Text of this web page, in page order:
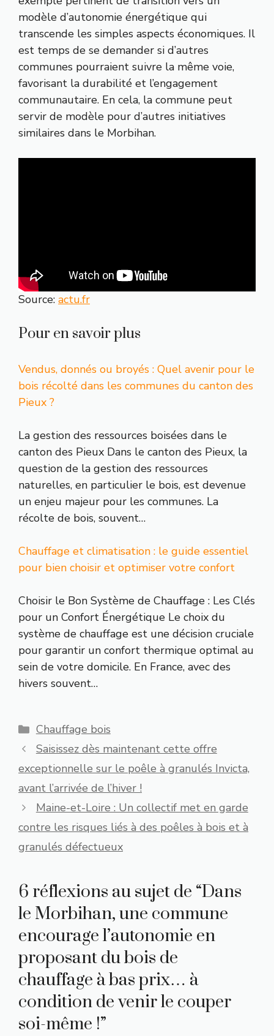
modèle d’autonomie énergétique qui
transcende les simples aspects économiques. Il
est temps de se demander si d’autres
communes pourraient suivre la même voie,
favorisant la durabilité et l’engagement
communautaire. En cela, la commune peut
servir de modèle pour d’autres initiatives
similaires dans le Morbihan.
Source: actu.fr
Pour en savoir plus
Vendus, donnés ou broyés : Quel avenir pour le
bois récolté dans les communes du canton des
Pieux ?
La gestion des ressources boisées dans le
canton des Pieux Dans le canton des Pieux, la
question de la gestion des ressources
naturelles, en particulier le bois, est devenue
un enjeu majeur pour les communes. La
récolte de bois, souvent…
Chauffage et climatisation : le guide essentiel
pour bien choisir et optimiser votre confort
Choisir le Bon Système de Chauffage : Les Clés
pour un Confort Énergétique Le choix du
système de chauffage est une décision cruciale
pour garantir un confort thermique optimal au
sein de votre domicile. En France, avec des
hivers souvent…
Catégories
Chauffage bois
Saisissez dès maintenant cette offre
exceptionnelle sur le poêle à granulés Invicta,
avant l’arrivée de l’hiver !
Maine-et-Loire : Un collectif met en garde
contre les risques liés à des poêles à bois et à
granulés défectueux
6 réflexions au sujet de “Dans
le Morbihan, une commune
encourage l’autonomie en
proposant du bois de
chauffage à bas prix… à
condition de venir le couper
soi-même !”